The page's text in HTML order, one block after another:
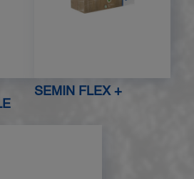
SEMIN FLEX +